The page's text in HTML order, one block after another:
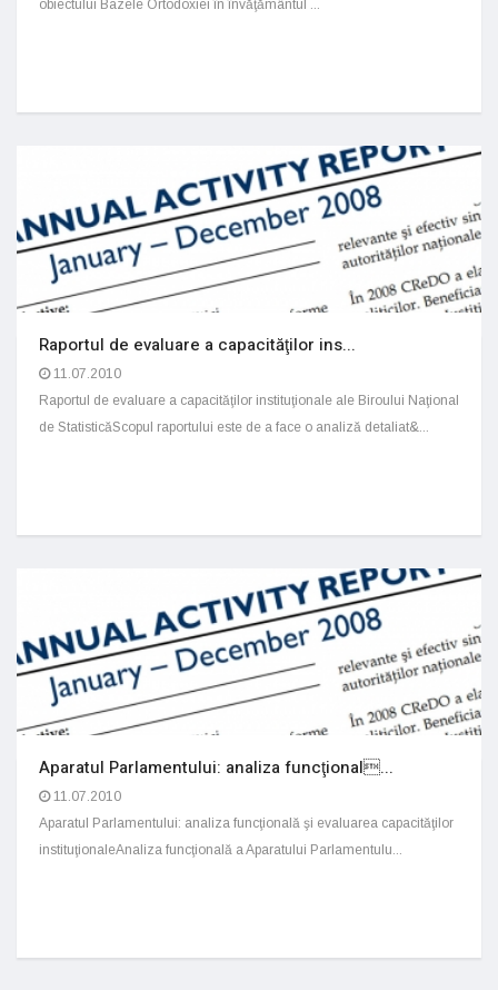
obiectului Bazele Ortodoxiei în învăţământul ...
Raportul de evaluare a capacităţilor ins...
11.07.2010
Raportul de evaluare a capacităţilor instituţionale ale Biroului Naţional
de StatisticăScopul raportului este de a face o analiză detaliat&...
Aparatul Parlamentului: analiza funcţional...
11.07.2010
Aparatul Parlamentului: analiza funcţională şi evaluarea capacităţilor
instituţionaleAnaliza funcţională a Aparatului Parlamentulu...